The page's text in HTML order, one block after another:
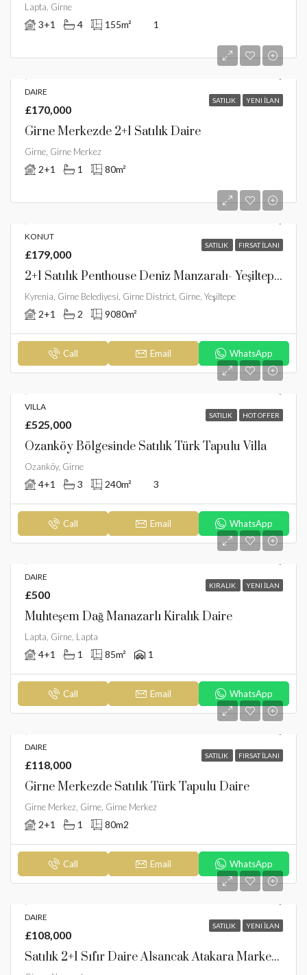
Lapta, Girne
3+1 4 155m² 1
SATILIK YENI İLAN
DAIRE
£170,000
Girne Merkezde 2+1 Satılık Daire
Girne, Girne Merkez
2+1 1 80m²
SATILIK FIRSAT İLANI
KONUT
£179,000
2+1 Satılık Penthouse Deniz Manzaralı- Yeşiltepe, Girne, Kuzey Kıbrıs
Kyrenia, Girne Belediyesi, Girne District, Girne, Yeşiltepe
2+1 2 9080m²
Call Email WhatsApp
SATILIK HOT OFFER
VILLA
£525,000
Ozanköy Bölgesinde Satılık Türk Tapulu Villa
Ozanköy, Girne
4+1 3 240m² 3
Call Email WhatsApp
KIRALIK YENI İLAN
DAIRE
£500
Muhteşem Dağ Manazarlı Kiralık Daire
Lapta, Girne, Lapta
4+1 1 85m² 1
Call Email WhatsApp
SATILIK FIRSAT İLANI
DAIRE
£118,000
Girne Merkezde Satılık Türk Tapulu Daire
Girne Merkez, Girne, Girne Merkez
2+1 1 80m2
Call Email WhatsApp
SATILIK YENI İLAN
DAIRE
£108,000
Satılık 2+1 Sıfır Daire Alsancak Atakara Market’e Yürüme Mesafesinde